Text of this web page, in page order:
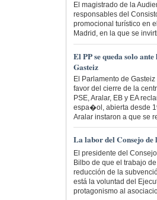
El magistrado de la
responsables del
promocional turístico en
Madrid, en la que se
El PP se queda solo
Gasteiz
El Parlamento de
favor del cierre de la
PSE, Aralar, EB y EA
espa�ol, abierta desde
Aralar instaron a que se
La labor del Consejo
El presidente del
Bilbo de que el trabajo
reducción de la
está la voluntad del
protagonismo al